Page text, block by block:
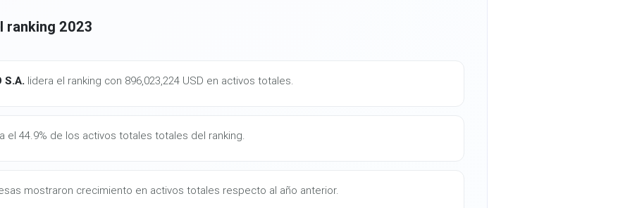
ranking 2023
S.A. lidera el ranking con 896,023,224 USD en activos totales.
el 44.9% de los activos totales totales del ranking.
mostraron crecimiento en activos totales respecto al año anterior.